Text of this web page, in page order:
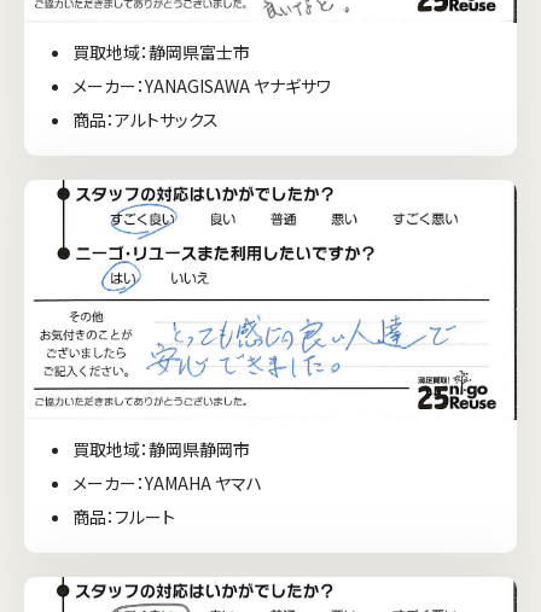
買取地域：静岡県富士市
メーカー：YANAGISAWA ヤナギサワ
商品：アルトサックス
買取地域：静岡県静岡市
メーカー：YAMAHA ヤマハ
商品：フルート